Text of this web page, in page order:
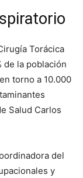
Torácica
de la población
torno a 10.000
Salud Carlos
del
y